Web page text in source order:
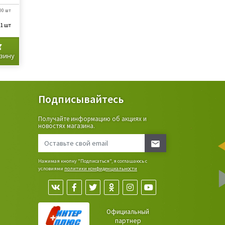
шт
шт
Подписывайтесь
Получайте информацию об акциях и
новостях магазина.
Нажимая кнопку "Подписаться", я соглашаюсь с
условиями политики конфиденциальности
Официальный
партнер